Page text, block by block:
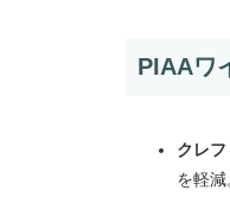
PIAAワ
クレ
を軽減